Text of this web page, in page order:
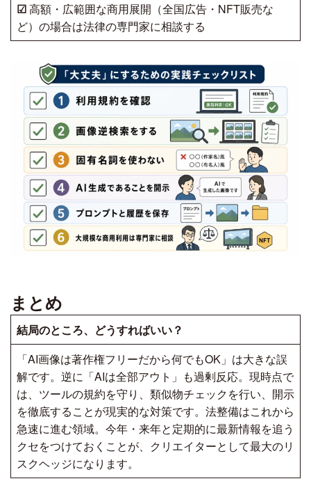
☑高額・広範囲な商用展開（全国広告・NFT販売な
ど）の場合は法律の専門家に相談する
まとめ
結局のところ、どうすればいい？
「AI画像は著作権フリーだから何でもOK」は大きな誤
解です。逆に「AIは全部アウト」も過剰反応。現時点で
は、ツールの規約を守り、類似物チェックを行い、開示
を徹底することが現実的な対策です。法整備はこれから
急速に進む領域。今年・来年と定期的に最新情報を追う
クセをつけておくことが、クリエイターとして最大のリ
スクヘッジになります。